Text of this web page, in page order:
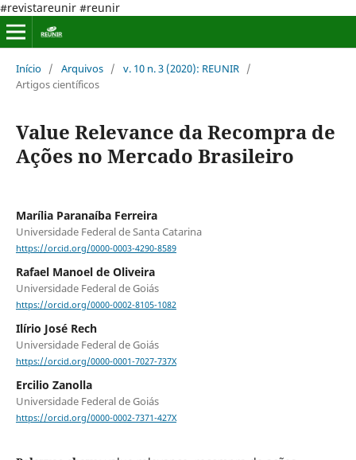
#revistareunir #reunir
Início / Arquivos / v. 10 n. 3 (2020): REUNIR /
Artigos científicos
Value Relevance da Recompra de
Ações no Mercado Brasileiro
Marília Paranaíba Ferreira
Universidade Federal de Santa Catarina
https://orcid.org/0000-0003-4290-8589
Rafael Manoel de Oliveira
Universidade Federal de Goiás
https://orcid.org/0000-0002-8105-1082
Ilírio José Rech
Universidade Federal de Goiás
https://orcid.org/0000-0001-7027-737X
Ercilio Zanolla
Universidade Federal de Goiás
https://orcid.org/0000-0002-7371-427X